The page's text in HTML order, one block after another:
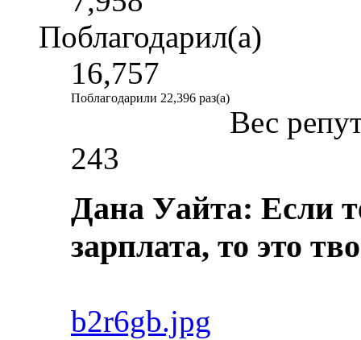
Поблагодарил(а)
16,757
Поблагодарили 22,396 раз(а)
Вес
243
Дана Уайта: Если
зарплата, то это
b2r6gb.jpg